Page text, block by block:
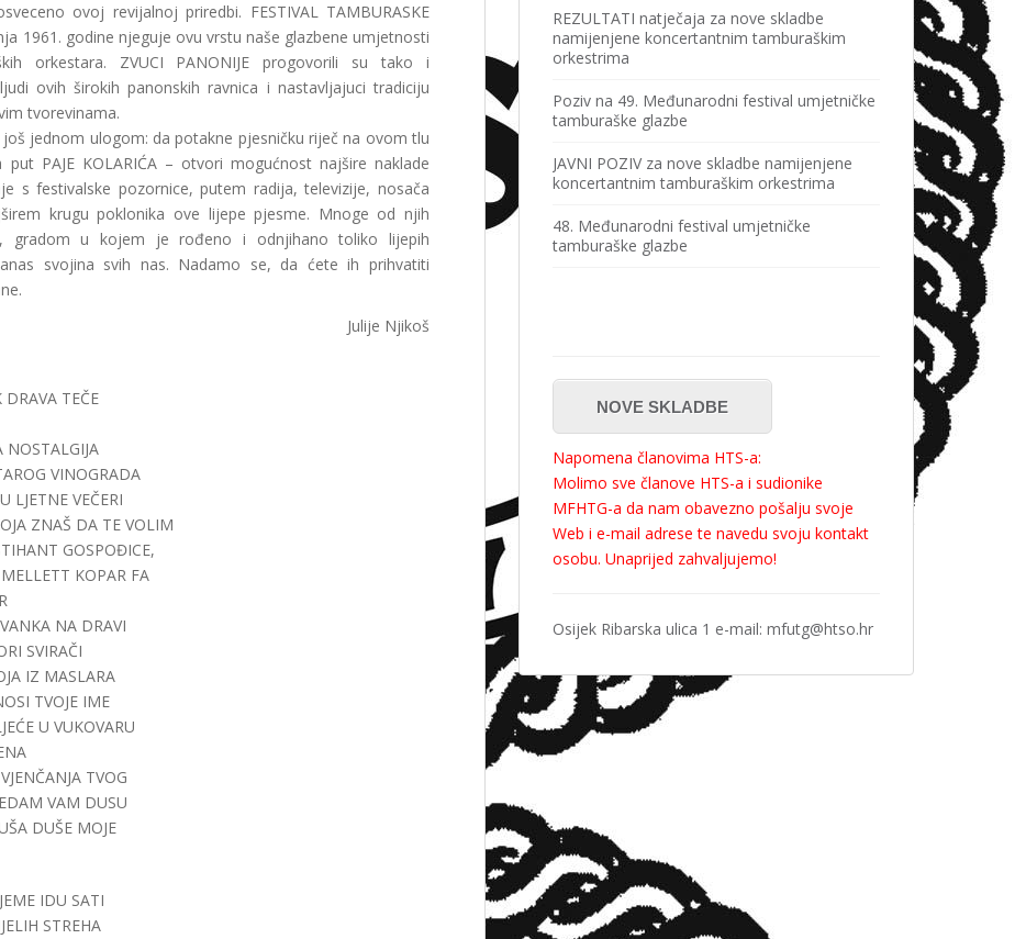
ovoj revijalnoj priredbi. FESTIVAL TAMBURASKE
1961. godi­ne njeguje ovu vrstu naše glazbene umjetnosti
orkestara. ZVUCI PANONIJE progovorili su tako i
ovih širokih panonskih ravnica i nastavljajuci tradiciju
tvorevinama.
jednom ulogom: da potakne pjesničku riječ na ovom tlu
PAJE KOLARIĆA – otvori mogućnost najšire naklade
s festivalske pozornice, putem radija, televizije, nosača
krugu poklonika ove lijepe pjesme. Mnoge od njih
gradom u kojem je rođeno i odnjihano toliko lijepih
svojina svih nas. Nadamo se, da ćete ih prihvatiti
Julije Njikoš
TEČE
VINOGRADA
VEČERI
ZNAŠ DA TE VOLIM
GOSPOĐICE,
KOPAR FA
NA DRAVI
SVIRAČI
IZ MASLARA
TVOJE IME
U VUKOVARU
TVOG
VAM DUSU
DUŠE MOJE
IDU SATI
STREHA
REZULTATI natječaja za nove skladbe
namijenjene koncertantnim tamburaškim
orkestrima
Poziv na 49. Međunarodni festival umjetničke
tamburaške glazbe
JAVNI POZIV za nove skladbe namijenjene
koncertantnim tamburaškim orkestrima
48. Međunarodni festival umjetničke
tamburaške glazbe
NOVE SKLADBE
Napomena članovima HTS-a:
Molimo sve članove HTS-a i sudionike
MFHTG-a da nam obavezno pošalju svoje
Web i e-mail adrese te navedu svoju kontakt
osobu. Unaprijed zahvaljujemo!
Osijek Ribarska ulica 1 e-mail: mfutg@htso.hr